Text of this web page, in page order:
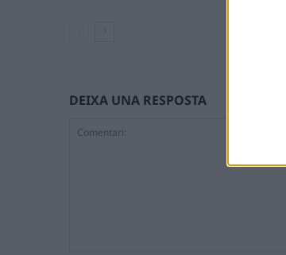
DEIXA UNA RESPOSTA